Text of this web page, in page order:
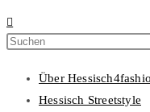
Über
Hessisch Streetstyle